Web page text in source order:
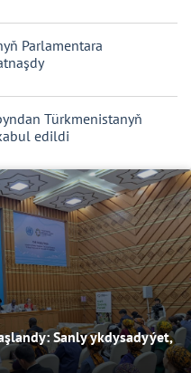
Parlamentara
Türkmenistanyň
edildi
Sanly ykdysadyýet,